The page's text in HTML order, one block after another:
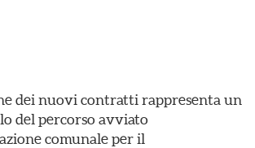
dei nuovi contratti rappresenta un
del percorso avviato
comunale per il